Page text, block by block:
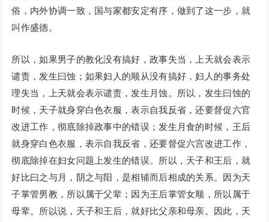
俗，内外协调一致，国与家都安定有序，做到了这一步，就
叫作盛德。
所以，如果男子的教化没有搞好，政事失当，上天就会表示
谴责，发生曰蚀；如果妇人的顺从没有搞好，妇人的事务处
理失当，上天就会表示谴责，发生月蚀。所以，发生曰蚀的
时候，天子就身穿白色衣服，表示自我反省，还要督促六官
改进工作，彻底除掉政事中的错误；发生月食的时候，王后
就身穿白色衣服，表示自我反省，还要督促六宫改进工作，
彻底除掉在妇女问题上发生的错误。所以，天子和王后，就
好比曰之与月，阴之与阳，是相辅而后相成的关系。因为天
子掌管男教，所以属于父辈；因为王后掌管女顺，所以属于
母辈。所以说，天子和王后，就好比父亲和母亲。因此，天